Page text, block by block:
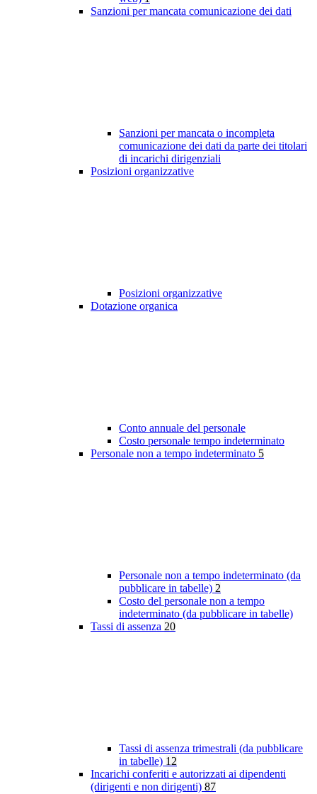
Sanzioni per mancata comunicazione dei dati
Sanzioni per mancata o incompleta
comunicazione dei dati da parte dei titolari
di incarichi dirigenziali
Posizioni organizzative
Posizioni organizzative
Dotazione organica
Conto annuale del personale
Costo personale tempo indeterminato
Personale non a tempo indeterminato 5
Personale non a tempo indeterminato (da
pubblicare in tabelle) 2
Costo del personale non a tempo
indeterminato (da pubblicare in tabelle)
Tassi di assenza 20
Tassi di assenza trimestrali (da pubblicare
in tabelle) 12
Incarichi conferiti e autorizzati ai dipendenti
(dirigenti e non dirigenti) 87